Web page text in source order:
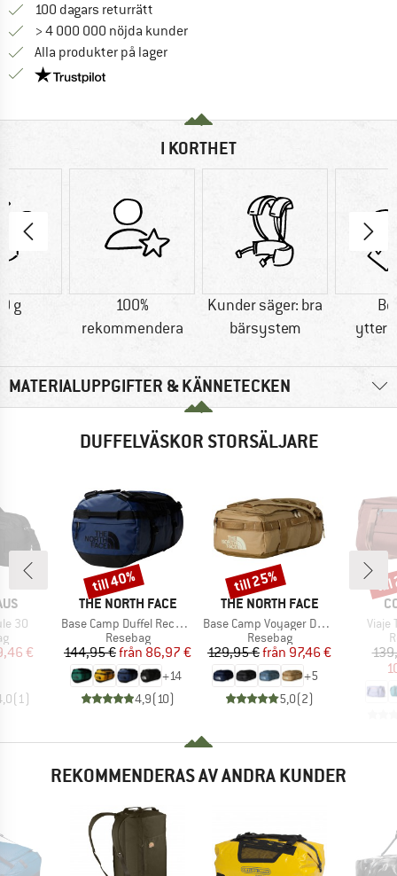
100 dagars returrätt
> 4 000 000 nöjda kunder
Alla produkter på lager
Trust Pilot-garanti - hitta all information här!
I KORTHET
g
100%
rekommendera
Kunder säger: bra
bärsystem
MATERIALUPPGIFTER & KÄNNETECKEN
DUFFELVÄSKOR STORSÄLJARE
30
pris
€
(1 )
VARUMÄRKE
THE NORTH FACE
Produkter
Base Camp Duffel Recycled Small
Produktgrupp
Resebag
Pris
144,95 € Reducerat pris
från 86,97 €
+14
4,9(10)
Rabatt
till 40%
VARUMÄRKE
THE NORTH FACE
Produkter
Base Camp Voyager Duffel 32L
Produktgrupp
Resebag
Pris
129,95 € Reducerat pris
från 97,46 €
+5
5,0(2)
Rabatt
till 25%
Viaje
REKOMMENDERAS AV ANDRA KUNDER